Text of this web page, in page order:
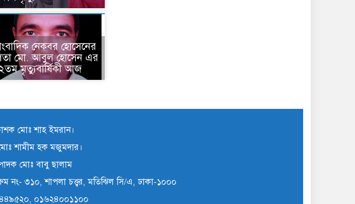
নেকবর হোসেনের
মো. আবুল হোসেন এর
মৃত্যুবার্ষিকী আজ
মোঃ শাহ ইমরান।
শামীম হক মজুমদার।
মোঃ বাবু ছালাম
নং- ৩১০, শাপলা চত্ত্বর, মতিঝিল সি/এ, ঢাকা-১০০০
০১৬২৪০০১১০০